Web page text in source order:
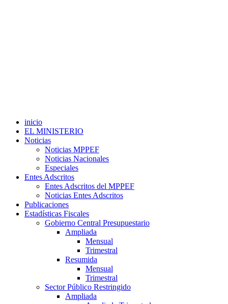
inicio
EL MINISTERIO
Noticias
Noticias MPPEF
Noticias Nacionales
Especiales
Entes Adscritos
Entes Adscritos del MPPEF
Noticias Entes Adscritos
Publicaciones
Estadísticas Fiscales
Gobierno Central Presupuestario
Ampliada
Mensual
Trimestral
Resumida
Mensual
Trimestral
Sector Público Restringido
Ampliada